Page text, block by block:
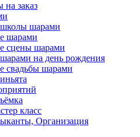
на заказ
шарами
шарами
сцены шарами
на день рождения
свадьбы шарами
класс
Организация